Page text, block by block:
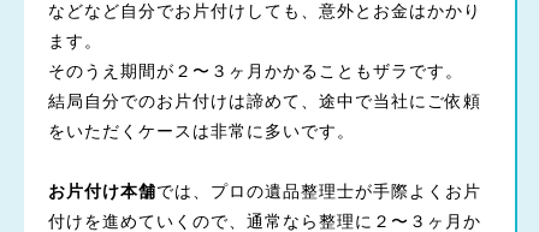
などなど自分でお片付けしても、意外とお金はかかり
ます。
そのうえ期間が２〜３ヶ月かかることもザラです。
結局自分でのお片付けは諦めて、途中で当社にご依頼
をいただくケースは非常に多いです。
お片付け本舗では、プロの遺品整理士が手際よくお片
付けを進めていくので、通常なら整理に２〜３ヶ月か